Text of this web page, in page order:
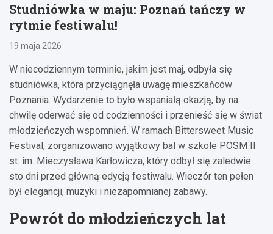
Studniówka w maju: Poznań tańczy w
rytmie festiwalu!
19 maja 2026
W niecodziennym terminie, jakim jest maj, odbyła się
studniówka, która przyciągnęła uwagę mieszkańców
Poznania. Wydarzenie to było wspaniałą okazją, by na
chwilę oderwać się od codzienności i przenieść się w świat
młodzieńczych wspomnień. W ramach Bittersweet Music
Festival, zorganizowano wyjątkowy bal w szkole POSM II
st. im. Mieczysława Karłowicza, który odbył się zaledwie
sto dni przed główną edycją festiwalu. Wieczór ten pełen
był elegancji, muzyki i niezapomnianej zabawy.
Powrót do młodzieńczych lat